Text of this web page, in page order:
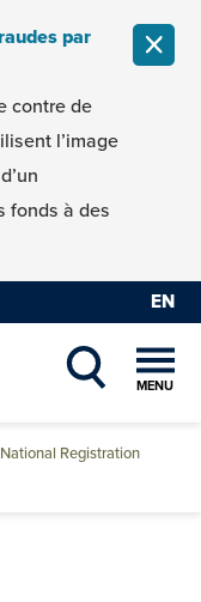
par
contre de
l’image
fonds à des
EN
MENU
Registration